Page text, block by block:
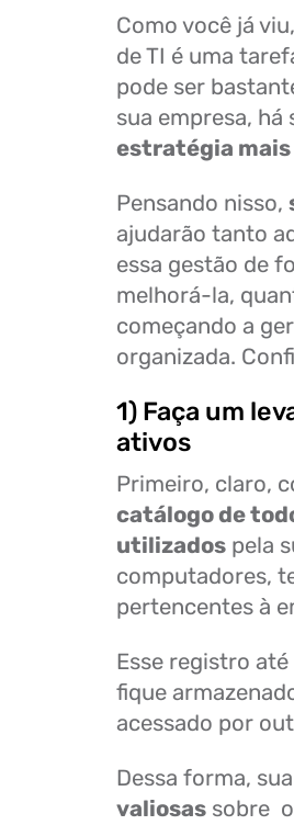
Como você já
de TI é uma
pode ser
sua empresa, há
estratégia
Pensando nisso,
ajudarão tanto
essa gestão de
melhorá-la,
começando a
organizada.
1) Faça um
ativos
Primeiro, claro,
catálogo de
utilizados pela
computadores,
pertencentes à
Esse registro
fique
acessado por
Dessa forma,
valiosas sobre